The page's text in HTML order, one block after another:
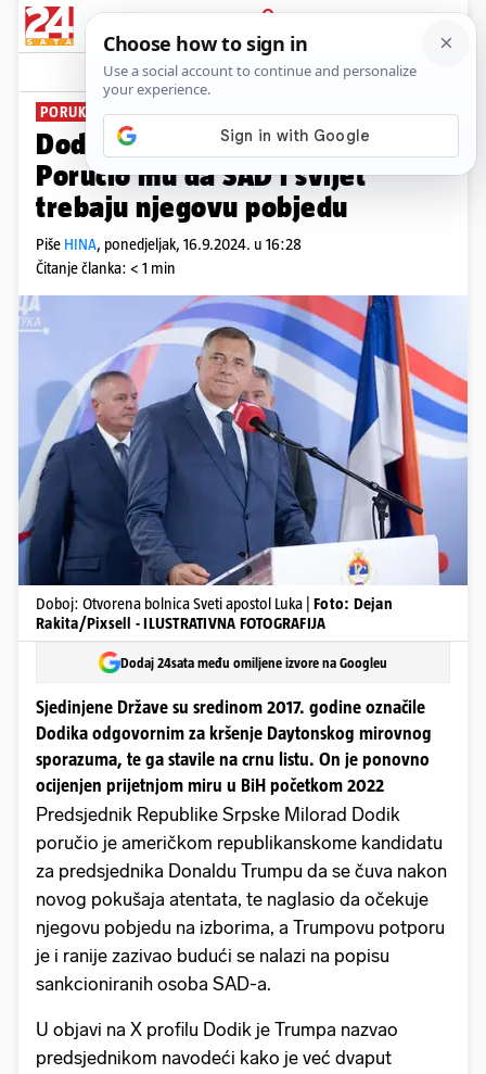
PRIJAVA
News Komentari
PORUKE S CRNELISTE
Dodik se ulizuje Trumpu:
Poručio mu da SAD i svijet
trebaju njegovu pobjedu
Piše HINA, ponedjeljak, 16.9.2024. u 16:28
Čitanje članka: < 1 min
Doboj: Otvorena bolnica Sveti apostol Luka | Foto: Dejan
Rakita/Pixsell - ILUSTRATIVNA FOTOGRAFIJA
Dodaj 24sata među omiljene izvore na Googleu
Sjedinjene Države su sredinom 2017. godine označile
Dodika odgovornim za kršenje Daytonskog mirovnog
sporazuma, te ga stavile na crnu listu. On je ponovno
ocijenjen prijetnjom miru u BiH početkom 2022
Predsjednik Republike Srpske Milorad Dodik
poručio je američkom republikanskome kandidatu
za predsjednika Donaldu Trumpu da se čuva nakon
novog pokušaja atentata, te naglasio da očekuje
njegovu pobjedu na izborima, a Trumpovu potporu
je i ranije zazivao budući se nalazi na popisu
sankcioniranih osoba SAD-a.
U objavi na X profilu Dodik je Trumpa nazvao
predsjednikom navodeći kako je već dvaput